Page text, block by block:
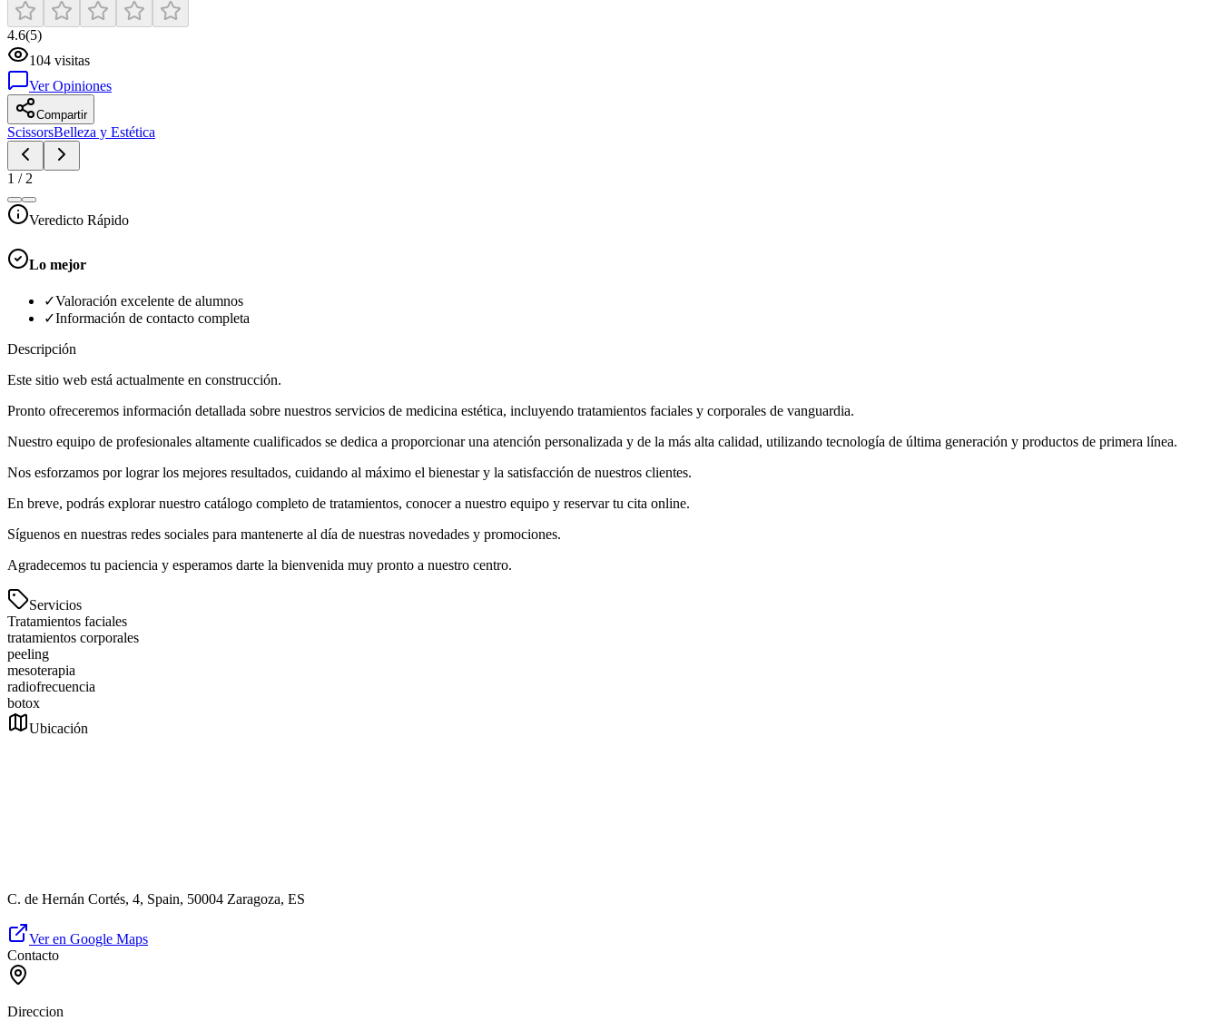
4.6(5)
104 visitas
Ver Opiniones
Compartir
ScissorsBelleza y Estética
1 / 2
Veredicto Rápido
Lo mejor
✓Valoración excelente de alumnos
✓Información de contacto completa
Descripción
Este sitio web está actualmente en construcción.
Pronto ofreceremos información detallada sobre nuestros servicios de medicina estética, incluyendo tratamientos faciales y corporales de vanguardia.
Nuestro equipo de profesionales altamente cualificados se dedica a proporcionar una atención personalizada y de la más alta calidad, utilizando tecnología de última generación y productos de primera línea.
Nos esforzamos por lograr los mejores resultados, cuidando al máximo el bienestar y la satisfacción de nuestros clientes.
En breve, podrás explorar nuestro catálogo completo de tratamientos, conocer a nuestro equipo y reservar tu cita online.
Síguenos en nuestras redes sociales para mantenerte al día de nuestras novedades y promociones.
Agradecemos tu paciencia y esperamos darte la bienvenida muy pronto a nuestro centro.
Servicios
Tratamientos faciales
tratamientos corporales
peeling
mesoterapia
radiofrecuencia
botox
Ubicación
C. de Hernán Cortés, 4, Spain, 50004 Zaragoza, ES
Ver en Google Maps
Contacto
Direccion